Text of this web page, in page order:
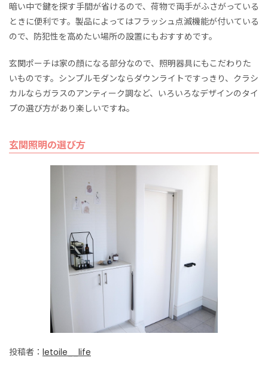
暗い中で鍵を探す手間が省けるので、荷物で両手がふさがっている
ときに便利です。製品によってはフラッシュ点滅機能が付いている
ので、防犯性を高めたい場所の設置にもおすすめです。
玄関ポーチは家の顔になる部分なので、照明器具にもこだわりた
いものです。シンプルモダンならダウンライトですっきり、クラシ
カルならガラスのアンティーク調など、いろいろなデザインのタイ
プの選び方があり楽しいですね。
玄関照明の選び方
投稿者： letoile__life